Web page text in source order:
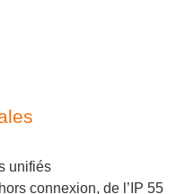
unifiés
connexion, de l’IP 55